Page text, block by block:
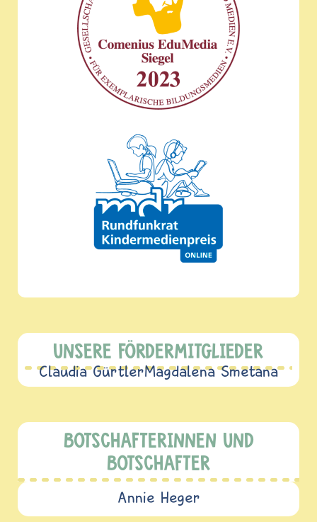
UNSERE FÖRDERMITGLIEDER
Claudia GürtlerMagdalena Smetana
BOTSCHAFTERINNEN UND
BOTSCHAFTER
Annie Heger